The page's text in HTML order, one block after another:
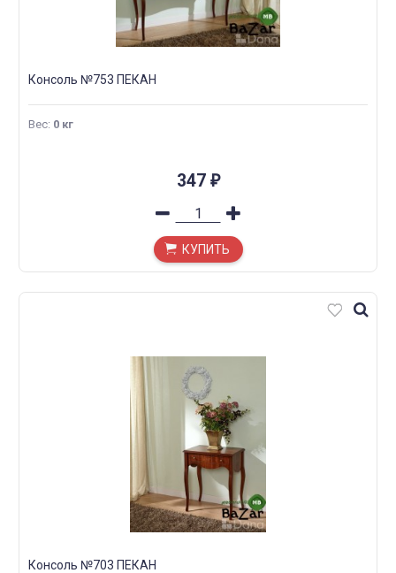
Консоль №753 ПЕКАН
Вес: 0 кг
347 ₽
КУПИТЬ
Консоль №703 ПЕКАН